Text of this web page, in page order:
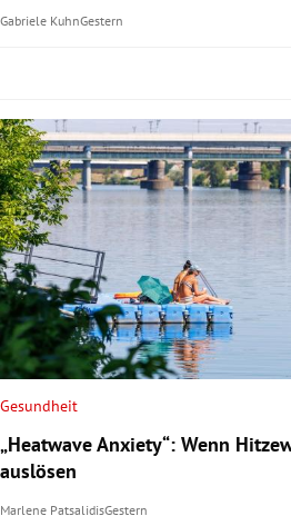
Untermenü
Untermenü
Untermenü
Gabriele KuhnGestern
Gesundheit
„Heatwave Anxiety“: Wenn
auslösen
Marlene PatsalidisGestern